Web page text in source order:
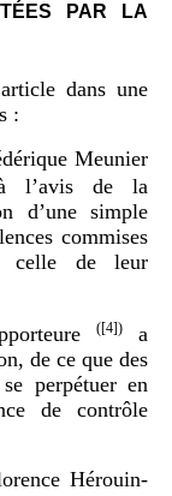
PAR LA
dans une
:
Meunier
l’avis de la
d’une simple
commises
celle de leur
([4])
a
de ce que des
perpétuer en
de contrôle
Hérouin-